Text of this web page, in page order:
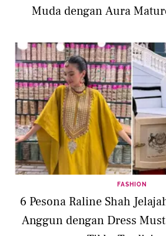
Muda dengan Aura
FASHION
6 Pesona Raline Shah
Anggun dengan Dress